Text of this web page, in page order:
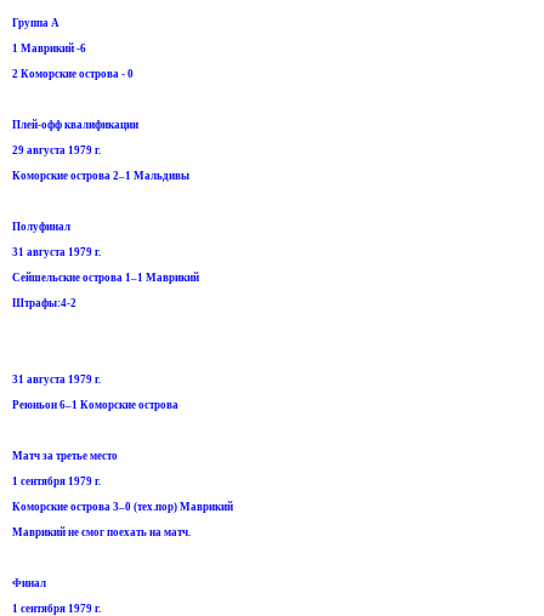
Группа А
1 Маврикий -6
2 Коморские острова - 0
Плей-офф квалификации
29 августа 1979 г.
Коморские острова 2–1 Мальдивы
Полуфинал
31 августа 1979 г.
Сейшельские острова 1–1 Маврикий
Штрафы:4-2
31 августа 1979 г.
Реюньон 6–1 Коморские острова
Матч за третье место
1 сентября 1979 г.
Коморские острова 3–0 (тех.пор) Маврикий
Маврикий не смог поехать на матч.
Финал
1 сентября 1979 г.